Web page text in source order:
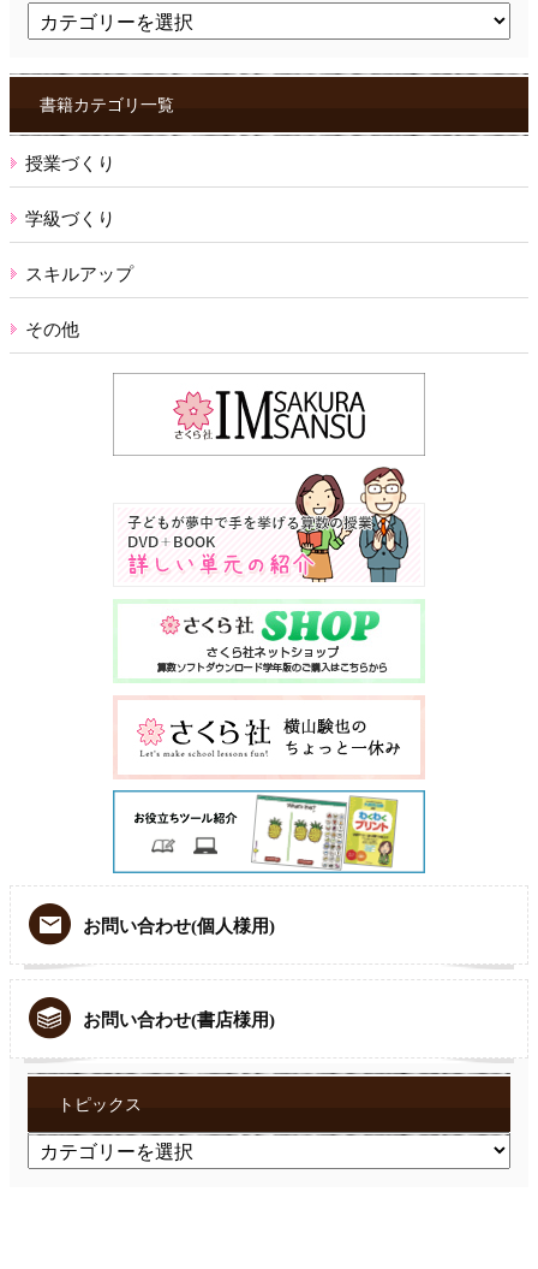
ク
ス書籍カテゴリ一覧
授業づくり
学級づくり
スキルアップ
その他
お問い合わせ(個人様用)
お問い合わせ(書店様用)
トピックス
ト